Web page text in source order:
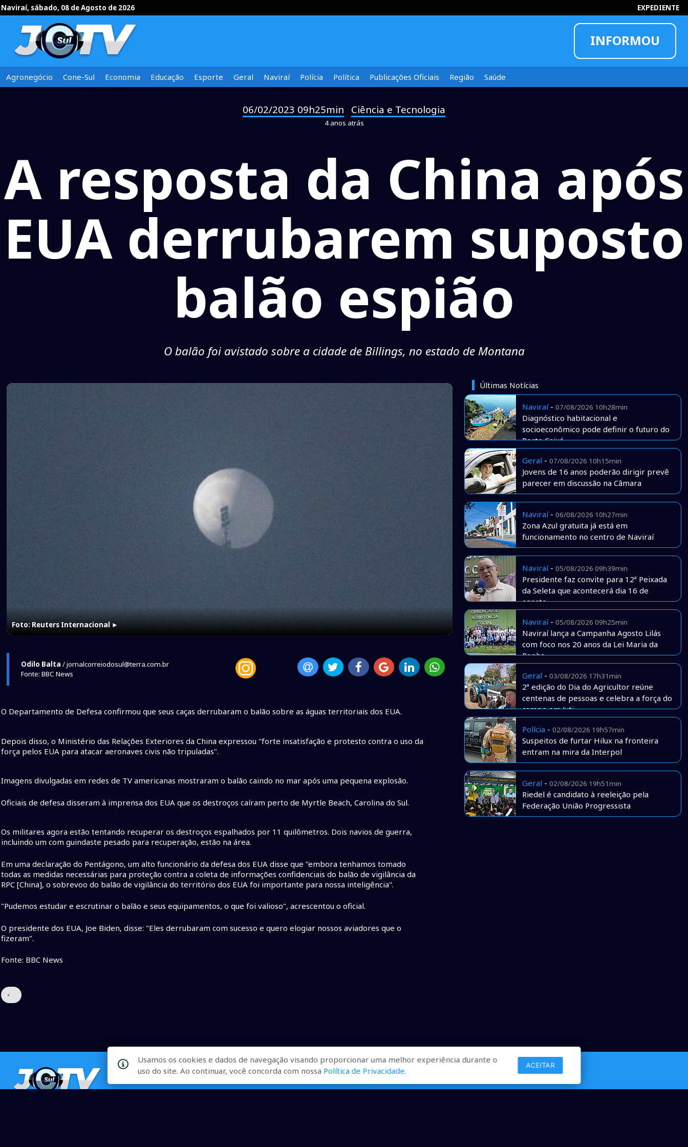
Naviraí, sábado, 08 de Agosto de 2026 EXPEDIENTE
INFORMOU
Agronegócio Cone-Sul Economia Educação Esporte Geral Naviraí Polícia Política Publicações Oficiais Região Saúde
06/02/2023 09h25min Ciência e Tecnologia
4 anos atrás
A resposta da China após
EUA derrubarem suposto
balão espião
O balão foi avistado sobre a cidade de Billings, no estado de Montana
Foto: Reuters Internacional ►
Odilo Balta / jornalcorreiodosul@terra.com.br
Fonte: BBC News
O Departamento de Defesa confirmou que seus caças derrubaram o balão sobre as águas territoriais dos EUA.
Depois disso, o Ministério das Relações Exteriores da China expressou "forte insatisfação e protesto contra o uso da
força pelos EUA para atacar aeronaves civis não tripuladas".
Imagens divulgadas em redes de TV americanas mostraram o balão caindo no mar após uma pequena explosão.
Oficiais de defesa disseram à imprensa dos EUA que os destroços caíram perto de Myrtle Beach, Carolina do Sul.
Os militares agora estão tentando recuperar os destroços espalhados por 11 quilômetros. Dois navios de guerra,
incluindo um com guindaste pesado para recuperação, estão na área.
Em uma declaração do Pentágono, um alto funcionário da defesa dos EUA disse que "embora tenhamos tomado
todas as medidas necessárias para proteção contra a coleta de informações confidenciais do balão de vigilância da
RPC [China], o sobrevoo do balão de vigilância do território dos EUA foi importante para nossa inteligência".
"Pudemos estudar e escrutinar o balão e seus equipamentos, o que foi valioso", acrescentou o oficial.
O presidente dos EUA, Joe Biden, disse: "Eles derrubaram com sucesso e quero elogiar nossos aviadores que o
fizeram".
Fonte: BBC News
•
Últimas Notícias
Naviraí- 07/08/2026 10h28min
Diagnóstico habitacional e
socioeconômico pode definir o futuro do
Porto Caiuá
Geral - 07/08/2026 10h15min
Jovens de 16 anos poderão dirigir prevê
parecer em discussão na Câmara
Naviraí- 06/08/2026 10h27min
Zona Azul gratuita já está em
funcionamento no centro de Naviraí
Naviraí- 05/08/2026 09h39min
Presidente faz convite para 12ª Peixada
da Seleta que acontecerá dia 16 de
agosto
Naviraí- 05/08/2026 09h25min
Naviraí lança a Campanha Agosto Lilás
com foco nos 20 anos da Lei Maria da
Penha
Geral - 03/08/2026 17h31min
2ª edição do Dia do Agricultor reúne
centenas de pessoas e celebra a força do
campo em Juti
Polícia - 02/08/2026 19h57min
Suspeitos de furtar Hilux na fronteira
entram na mira da Interpol
Geral - 02/08/2026 19h51min
Riedel é candidato à reeleição pela
Federação União Progressista
Usamos os cookies e dados de navegação visando proporcionar uma melhor experiência durante o
uso do site. Ao continuar, você concorda com nossa Política de Privacidade.
ACEITAR